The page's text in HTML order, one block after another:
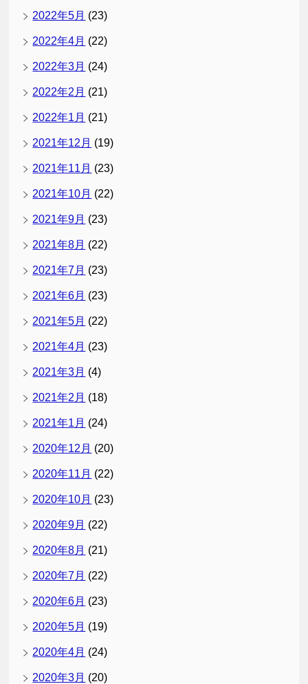
2022年5月 (23)
2022年4月 (22)
2022年3月 (24)
2022年2月 (21)
2022年1月 (21)
2021年12月 (19)
2021年11月 (23)
2021年10月 (22)
2021年9月 (23)
2021年8月 (22)
2021年7月 (23)
2021年6月 (23)
2021年5月 (22)
2021年4月 (23)
2021年3月 (4)
2021年2月 (18)
2021年1月 (24)
2020年12月 (20)
2020年11月 (22)
2020年10月 (23)
2020年9月 (22)
2020年8月 (21)
2020年7月 (22)
2020年6月 (23)
2020年5月 (19)
2020年4月 (24)
2020年3月 (20)